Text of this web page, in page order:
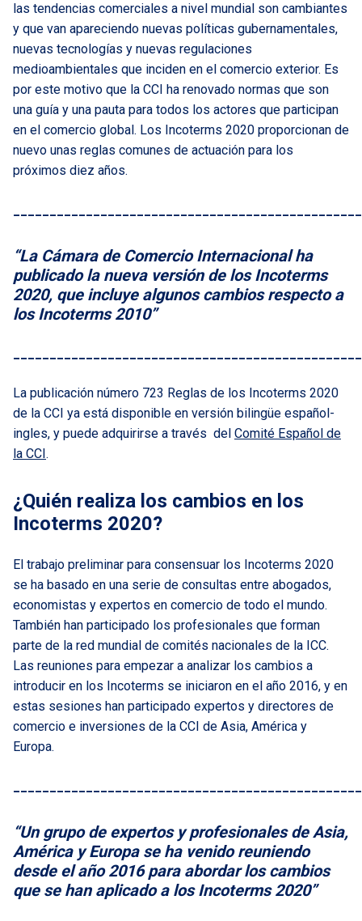
las tendencias comerciales a nivel mundial son cambiantes
y que van apareciendo nuevas políticas gubernamentales,
nuevas tecnologías y nuevas regulaciones
medioambientales que inciden en el comercio exterior. Es
por este motivo que la CCI ha renovado normas que son
una guía y una pauta para todos los actores que participan
en el comercio global. Los Incoterms 2020 proporcionan de
nuevo unas reglas comunes de actuación para los
próximos diez años.
“La Cámara de Comercio Internacional ha
publicado la nueva versión de los Incoterms
2020, que incluye algunos cambios respecto a
los Incoterms 2010”
La publicación número 723 Reglas de los Incoterms 2020
de la CCI ya está disponible en versión bilingüe español-
ingles, y puede adquirirse a través del Comité Español de
la CCI.
¿Quién realiza los cambios en los
Incoterms 2020?
El trabajo preliminar para consensuar los Incoterms 2020
se ha basado en una serie de consultas entre abogados,
economistas y expertos en comercio de todo el mundo.
También han participado los profesionales que forman
parte de la red mundial de comités nacionales de la ICC.
Las reuniones para empezar a analizar los cambios a
introducir en los Incoterms se iniciaron en el año 2016, y en
estas sesiones han participado expertos y directores de
comercio e inversiones de la CCI de Asia, América y
Europa.
“Un grupo de expertos y profesionales de Asia,
América y Europa se ha venido reuniendo
desde el año 2016 para abordar los cambios
que se han aplicado a los Incoterms 2020”